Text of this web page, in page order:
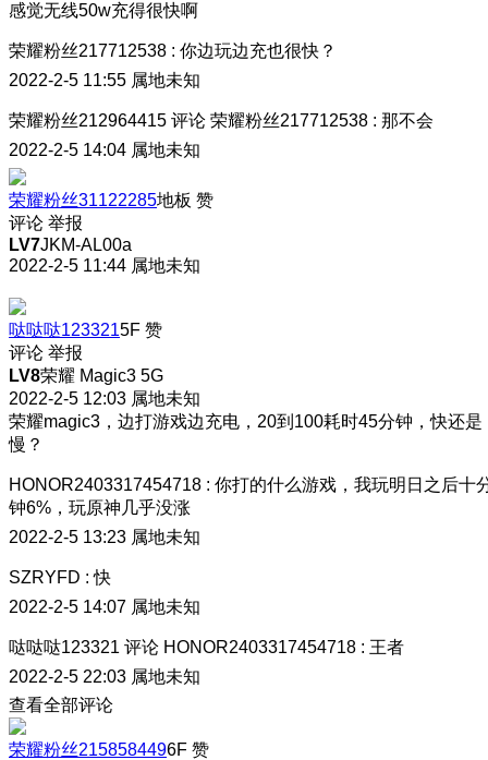
感觉无线50w充得很快啊
荣耀粉丝217712538 : 你边玩边充也很快？
2022-2-5 11:55 属地未知
荣耀粉丝212964415 评论 荣耀粉丝217712538 : 那不会
2022-2-5 14:04 属地未知
荣耀粉丝31122285地板 赞
评论 举报
LV7JKM-AL00a
2022-2-5 11:44 属地未知
哒哒哒1233215F 赞
评论 举报
LV8荣耀 Magic3 5G
2022-2-5 12:03 属地未知
荣耀magic3，边打游戏边充电，20到100耗时45分钟，快还是
慢？
HONOR2403317454718 : 你打的什么游戏，我玩明日之后十
钟6%，玩原神几乎没涨
2022-2-5 13:23 属地未知
SZRYFD : 快
2022-2-5 14:07 属地未知
哒哒哒123321 评论 HONOR2403317454718 : 王者
2022-2-5 22:03 属地未知
查看全部评论
荣耀粉丝2158584496F 赞